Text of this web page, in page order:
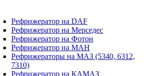
Рефрижератор на DAF
Рефрижератор на Мерседес
Рефрижератор на Фотон
Рефрижератор на МАН
Рефрижераторы на МАЗ (5340, 6312,
7310)
Рефрижератор на КАМАЗ